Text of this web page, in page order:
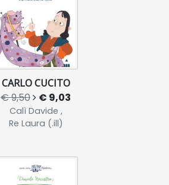
CARLO CUCITO
€ 9,50 € 9,03
Calì Davide ,
Re Laura (.ill)